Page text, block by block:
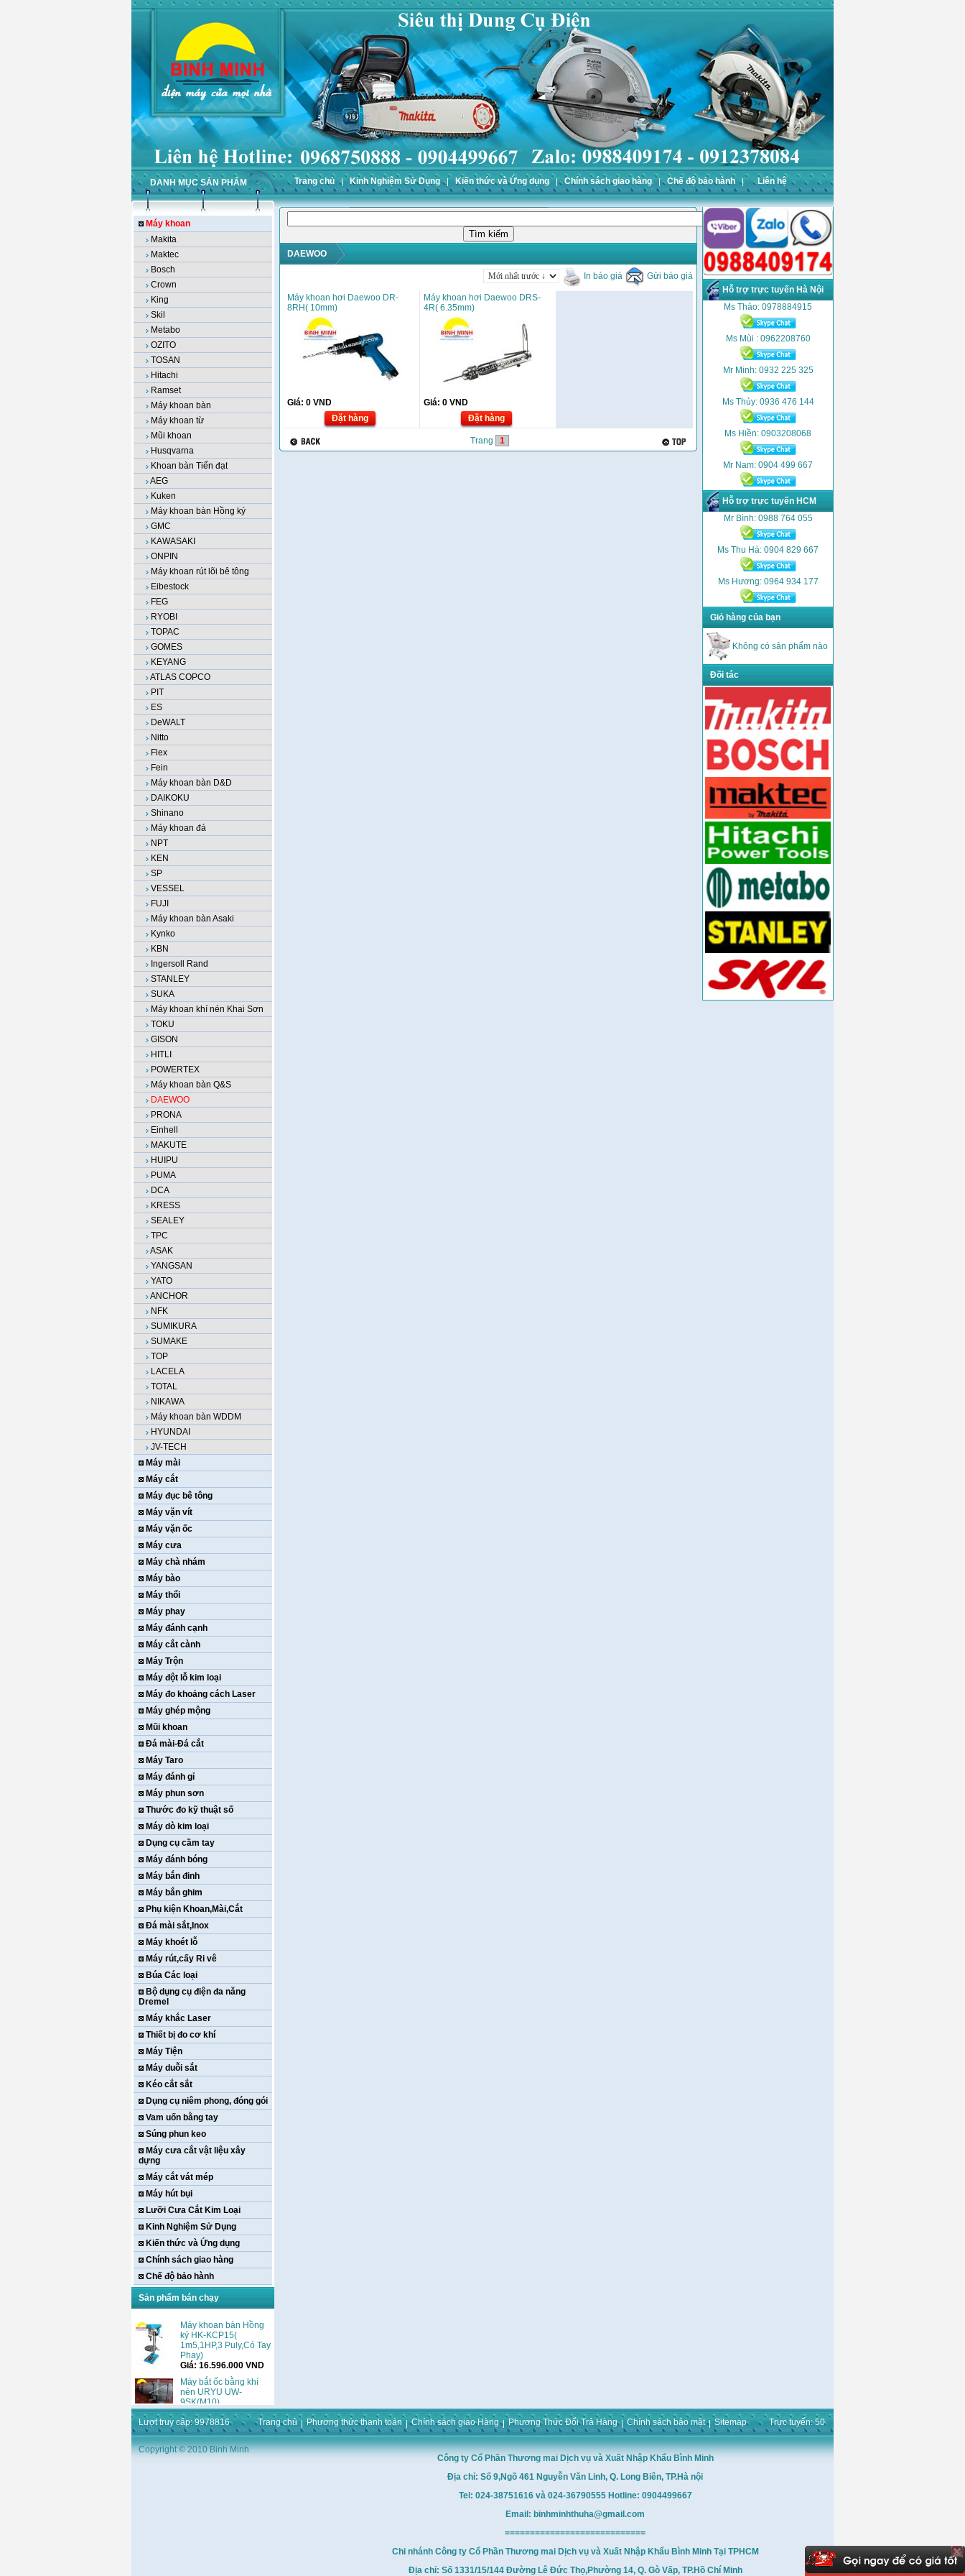
DANH MỤC SẢN PHẨM Trang chủ Kinh Nghiệm Sử Dụng Kiến thức và Ứng dụng Chính sách giao hàng Chế độ bảo hành Liên hệ
Máy khoan
Makita
Maktec
Bosch
Crown
King
Skil
Metabo
OZITO
TOSAN
Hitachi
Ramset
Máy khoan bàn
Máy khoan từ
Mũi khoan
Husqvarna
Khoan bàn Tiến đạt
AEG
Kuken
Máy khoan bàn Hồng ký
GMC
KAWASAKI
ONPIN
Máy khoan rút lõi bê tông
Eibestock
FEG
RYOBI
TOPAC
GOMES
KEYANG
ATLAS COPCO
PIT
ES
DeWALT
Nitto
Flex
Fein
Máy khoan bàn D&D
DAIKOKU
Shinano
Máy khoan đá
NPT
KEN
SP
VESSEL
FUJI
Máy khoan bàn Asaki
Kynko
KBN
Ingersoll Rand
STANLEY
SUKA
Máy khoan khí nén Khai Sơn
TOKU
GISON
HITLI
POWERTEX
Máy khoan bàn Q&S
DAEWOO
PRONA
Einhell
MAKUTE
HUIPU
PUMA
DCA
KRESS
SEALEY
TPC
ASAK
YANGSAN
YATO
ANCHOR
NFK
SUMIKURA
SUMAKE
TOP
LACELA
TOTAL
NIKAWA
Máy khoan bàn WDDM
HYUNDAI
JV-TECH
Máy mài
Máy cắt
Máy đục bê tông
Máy vặn vít
Máy vặn ốc
Máy cưa
Máy chà nhám
Máy bào
Máy thổi
Máy phay
Máy đánh cạnh
Máy cắt cành
Máy Trộn
Máy đột lỗ kim loại
Máy đo khoảng cách Laser
Máy ghép mộng
Mũi khoan
Đá mài-Đá cắt
Máy Taro
Máy đánh gỉ
Máy phun sơn
Thước đo kỹ thuật số
Máy dò kim loại
Dụng cụ cầm tay
Máy đánh bóng
Máy bắn đinh
Máy bắn ghim
Phụ kiện Khoan,Mài,Cắt
Đá mài sắt,Inox
Máy khoét lỗ
Máy rút,cấy Ri vê
Búa Các loại
Bộ dụng cụ điện đa năng
Dremel
Máy khắc Laser
Thiết bị đo cơ khí
Máy Tiện
Máy duỗi sắt
Kéo cắt sắt
Dụng cụ niêm phong, đóng gói
Vam uốn bằng tay
Súng phun keo
Máy cưa cắt vật liệu xây
dựng
Máy cắt vát mép
Máy hút bụi
Lưỡi Cưa Cắt Kim Loại
Kinh Nghiệm Sử Dụng
Kiến thức và Ứng dụng
Chính sách giao hàng
Chế độ bảo hành
Sản phẩm bán chạy
Máy khoan bàn Hồng
ký HK-KCP15(
1m5,1HP,3 Puly,Có Tay
Phay)
Giá:16.596.000 VND
Máy bắt ốc bằng khí
nén URYU UW-
9SK(M10)
Giá:0VND
Máy duỗi sắt Hồng ký
HK–DSM114( 1HP,Ø8 -
Ø10)
DAEWOO
In báo giá Gửi báo giá
Máy khoan hơi Daewoo DR-
8RH( 10mm)
Giá: 0 VND
Đặt hàng
Máy khoan hơi Daewoo DRS-
4R( 6.35mm)
Giá: 0 VND
Đặt hàng
Trang 1
Hỗ trợ trực tuyến Hà Nội
Ms Thảo: 0978884915
Ms Mùi : 0962208760
Mr Minh: 0932 225 325
Ms Thủy: 0936 476 144
Ms Hiền: 0903208068
Mr Nam: 0904 499 667
Hỗ trợ trực tuyến HCM
Mr Bình: 0988 764 055
Ms Thu Hà: 0904 829 667
Ms Hương: 0964 934 177
Giỏ hàng của bạn
Không có sản phẩm nào
Đối tác
Lượt truy cập: 9978816 Trang chủ Phương thức thanh toán Chính sách giao Hàng Phương Thức Đổi Trả Hàng Chính sách bảo mật Sitemap Trực tuyến: 50
Copyright © 2010 Binh Minh
Công ty Cổ Phần Thương mai Dịch vụ và Xuất Nhập Khẩu Bình Minh
Địa chỉ: Số 9,Ngõ 461 Nguyễn Văn Linh, Q. Long Biên, TP.Hà nội
Tel: 024-38751616 và 024-36790555 Hotline: 0904499667
Email: binhminhthuha@gmail.com
============================
Chi nhánh Công ty Cổ Phần Thương mai Dịch vụ và Xuất Nhập Khẩu Bình Minh Tại TPHCM
Địa chỉ: Số 1331/15/144 Đường Lê Đức Thọ,Phường 14, Q. Gò Vấp, TP.Hồ Chí Minh